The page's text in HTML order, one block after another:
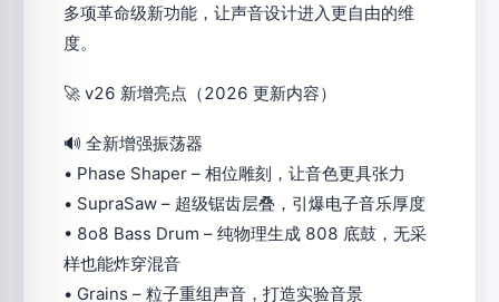
多项革命级新功能，让声音设计进入更自由的维
度。
🚀 v26 新增亮点（2026 更新内容）
🔊 全新增强振荡器
• Phase Shaper – 相位雕刻，让音色更具张力
• SupraSaw – 超级锯齿层叠，引爆电子音乐厚度
• 8o8 Bass Drum – 纯物理生成 808 底鼓，无采
样也能炸穿混音
• Grains – 粒子重组声音，打造实验音景